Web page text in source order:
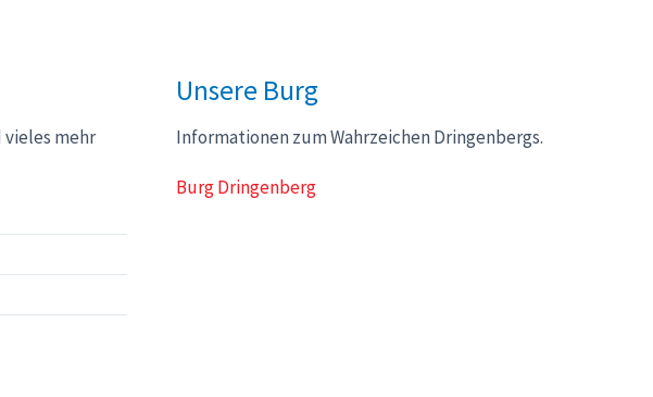
mehr
Unsere Burg
Informationen zum Wahrzeichen Dringenbergs.
Burg Dringenberg